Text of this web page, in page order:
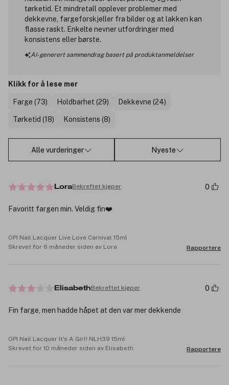
tørketid. Et mindretall opplever problemer med
dekkevne, fargeforskjeller fra bilder og at lakken kan
flasse raskt. Enkelte nevner utfordringer med
konsistens eller børste.
AI-generert sammendrag basert på produktanmeldelser
Klikk for å lese mer
Farge (73) Holdbarhet (29) Dekkevne (24)
Tørketid (18) Konsistens (8)
Alle vurderinger Nyeste
LoraBekreftet kjøper 0
Favoritt fargen min. Veldig fin❤️
OPI Nail Lacquer Live Love Carnival 15ml
Skrevet for 6 måneder siden av Lora
Rapportere
ElisabethBekreftet kjøper 0
Fin farge, men hadde håpet at den var mer dekkende
OPI Nail Lacquer It's A Girl! NLH39 15ml
Skrevet for 10 måneder siden av Elisabeth
Rapportere